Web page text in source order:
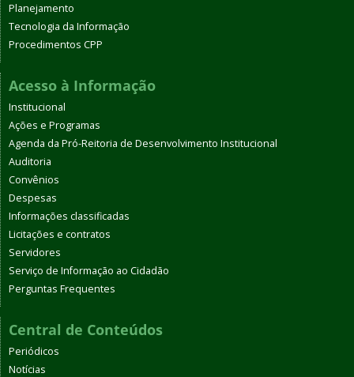
Planejamento
Tecnologia da Informação
Procedimentos CPP
Acesso à Informação
Institucional
Ações e Programas
Agenda da Pró-Reitoria de Desenvolvimento Institucional
Auditoria
Convênios
Despesas
Informações classificadas
Licitações e contratos
Servidores
Serviço de Informação ao Cidadão
Perguntas Frequentes
Central de Conteúdos
Periódicos
Notícias